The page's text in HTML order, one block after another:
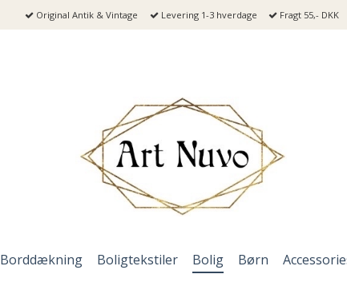
Original Antik & Vintage Levering 1-3 hverdage Fragt 55,- DKK
Borddækning Boligtekstiler Bolig Børn